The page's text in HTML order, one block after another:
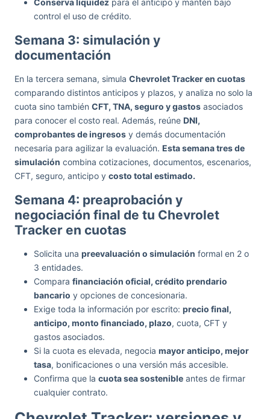
Conserva liquidez para el anticipo y mantén bajo
control el uso de crédito.
Semana 3: simulación y
documentación
En la tercera semana, simula Chevrolet Tracker en cuotas
comparando distintos anticipos y plazos, y analiza no solo la
cuota sino también CFT, TNA, seguro y gastos asociados
para conocer el costo real. Además, reúne DNI,
comprobantes de ingresos y demás documentación
necesaria para agilizar la evaluación. Esta semana tres de
simulación combina cotizaciones, documentos, escenarios,
CFT, seguro, anticipo y costo total estimado.
Semana 4: preaprobación y
negociación final de tu Chevrolet
Tracker en cuotas
Solicita una preevaluación o simulación formal en 2 o
3 entidades.
Compara financiación oficial, crédito prendario
bancario y opciones de concesionaria.
Exige toda la información por escrito: precio final,
anticipo, monto financiado, plazo, cuota, CFT y
gastos asociados.
Si la cuota es elevada, negocia mayor anticipo, mejor
tasa, bonificaciones o una versión más accesible.
Confirma que la cuota sea sostenible antes de firmar
cualquier contrato.